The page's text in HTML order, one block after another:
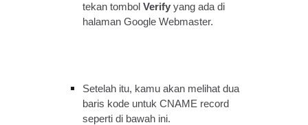
tekan tombolVerify yang ada di
halaman Google Webmaster.
Setelah itu, kamu akan melihat dua
baris kode untuk CNAME record
seperti di bawah ini.